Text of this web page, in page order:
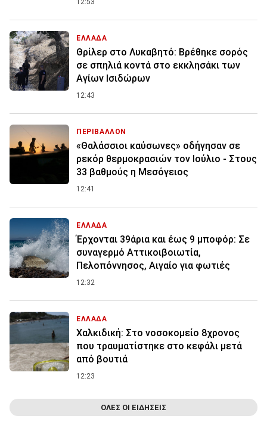
ΕΛΛΑΔΑ
Θρίλερ στο Λυκαβητό: Βρέθηκε σορός
σε σπηλιά κοντά στο εκκλησάκι των
Αγίων Ισιδώρων
12:43
ΠΕΡΙΒΑΛΛΟΝ
«Θαλάσσιοι καύσωνες» οδήγησαν σε
ρεκόρ θερμοκρασιών τον Ιούλιο - Στους
33 βαθμούς η Μεσόγειος
12:41
ΕΛΛΑΔΑ
Έρχονται 39άρια και έως 9 μποφόρ: Σε
συναγερμό Αττικοιβοιωτία,
Πελοπόννησος, Αιγαίο για φωτιές
12:32
ΕΛΛΑΔΑ
Χαλκιδική: Στο νοσοκομείο 8χρονος
που τραυματίστηκε στο κεφάλι μετά
από βουτιά
12:23
ΟΛΕΣ ΟΙ ΕΙΔΗΣΕΙΣ